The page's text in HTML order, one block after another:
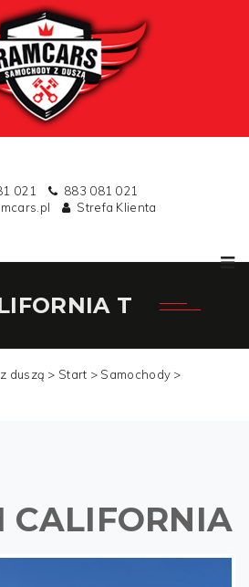
021
883 081 021
Strefa Klienta
T
duszą > Start > Samochody >
CALIFORNIA